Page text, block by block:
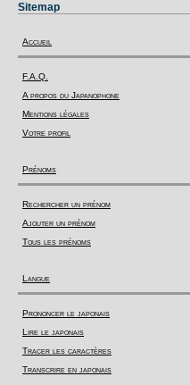
Sitemap
Accueil
F.A.Q.
A propos du Japanophone
Mentions légales
Votre profil
Prénoms
Rechercher un prénom
Ajouter un prénom
Tous les prénoms
Langue
Prononcer le japonais
Lire le japonais
Tracer les caractères
Transcrire en japonais